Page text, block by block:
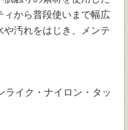
から普段使いまで幅広
や汚れをはじき、メンテ
ライク・ナイロン・タッ